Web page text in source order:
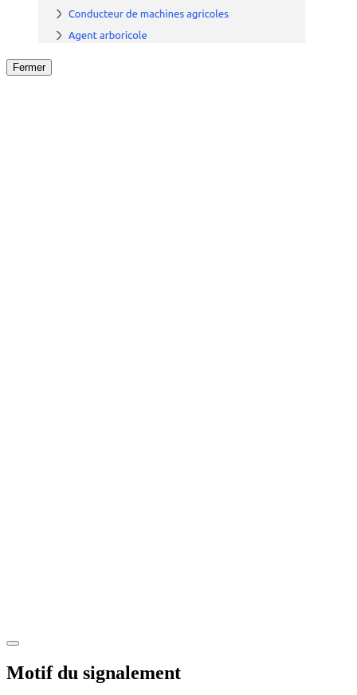
Fermer
Motif du signalement